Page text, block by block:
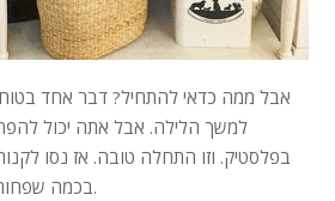
אבל ממה כדאי להתחיל? דבר אחד
למשך הלילה. אבל אתה יכול
בפלסטיק. וזו התחלה טובה. אז נסו
בכמה שפחות פלסטיק במטבח שלכם.